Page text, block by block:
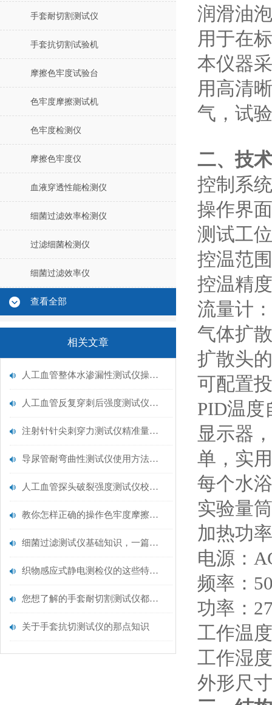
手套耐切割测试仪
手套抗切割试验机
摩擦色牢度试验台
色牢度摩擦测试机
色牢度检测仪
摩擦色牢度仪
血液穿透性能检测仪
细菌过滤效率检测仪
过滤细菌检测仪
细菌过滤效率仪
查看全部
相关文章
人工血管整体水渗漏性测试仪操作中最容易出错的步骤
人工血管反复穿刺后强度测试仪是什么？透析患者的“生命管“质量靠它把关！
注射针针尖刺穿力测试仪精准量化针尖锋利度，构筑临床安全防线
导尿管耐弯曲性测试仪使用方法与操作规范
人工血管探头破裂强度测试仪校准规范：精准赋能医疗安全的技术基准
教你怎样正确的操作色牢度摩擦测试机
细菌过滤测试仪基础知识，一篇搞定
织物感应式静电测检仪的这些特点很少有人都知道
您想了解的手套耐切割测试仪都在这里了
关于手套抗切测试仪的那点知识
润滑油
用于在
本仪器
用高清
气，试
二、技
控制系
操作界
测试工
控温范
控温精
流量计
气体扩
扩散头
可配置
PID温度
显示器
单，实
每个水
实验量
加热功
电源：
频率：
功率：
工作温
工作湿
外形尺